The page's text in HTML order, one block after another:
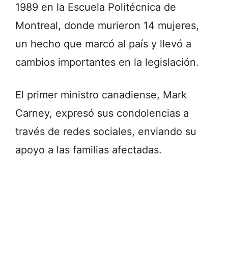
1989 en la Escuela Politécnica de
Montreal, donde murieron 14 mujeres,
un hecho que marcó al país y llevó a
cambios importantes en la legislación.
El primer ministro canadiense, Mark
Carney, expresó sus condolencias a
través de redes sociales, enviando su
apoyo a las familias afectadas.